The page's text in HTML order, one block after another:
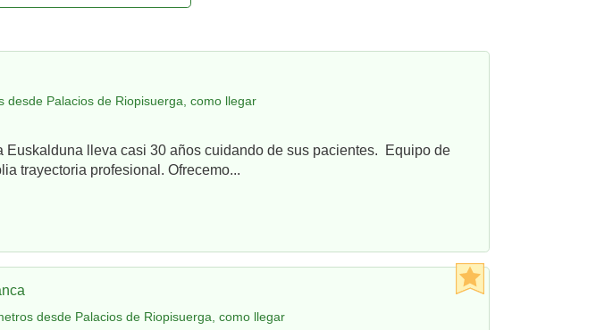
desde Palacios de Riopisuerga, como llegar
Euskalduna lleva casi 30 años cuidando de sus pacientes. Equipo de
trayectoria profesional. Ofrecemo...
desde Palacios de Riopisuerga, como llegar